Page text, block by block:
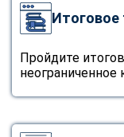
Итоговое
Пройдите
неограниченное